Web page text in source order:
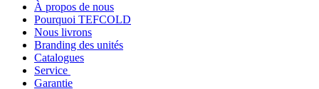
À propos de nous
Pourquoi TEFCOLD
Nous livrons
Branding des unités
Catalogues
Service
Garantie